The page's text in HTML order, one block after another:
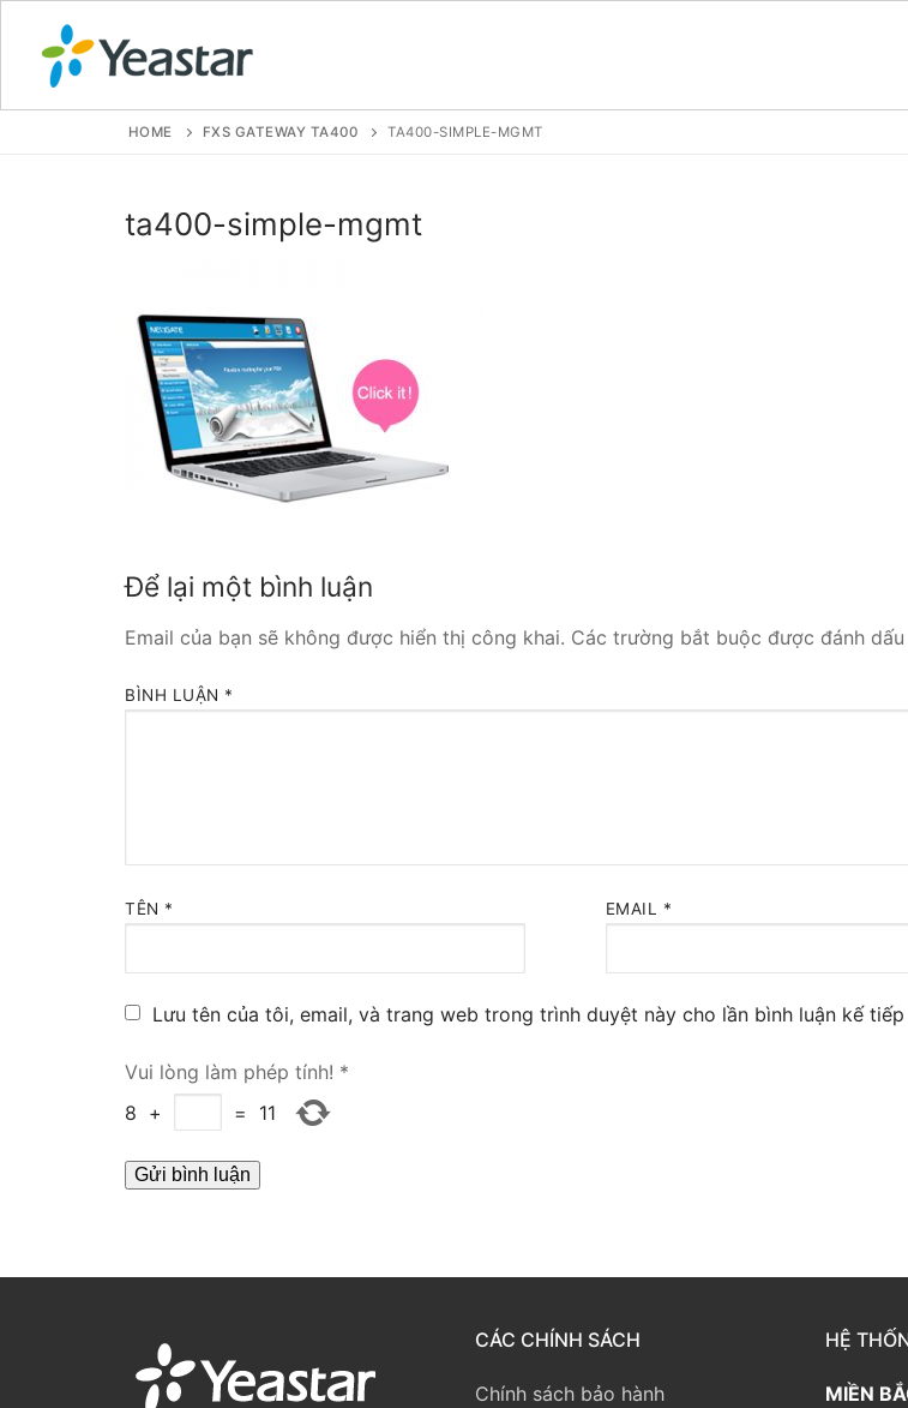
GIỚI THIỆU
Tổng đài VoIP Yeastar S412
Tổng đài VoIP Yeastar S20
Tổng đài VoIP Yeastar S50
HOSTED PHONE SYSTEM
HOME FXS GATEWAY TA400 TA400-SIMPLE-MGMT
ta400-simple-mgmt
Để lại một bình luận
Email của bạn sẽ không được hiển thị công khai. Các trường bắt buộc được đánh dấu
BÌNH LUẬN *
TÊN * EMAIL *
Lưu tên của tôi, email, và trang web trong trình duyệt này cho lần bình luận kế
Vui lòng làm phép tính! *
8 + = 11
CÁC CHÍNH SÁCH
Chính sách bảo hành
HỆ
MIỀN